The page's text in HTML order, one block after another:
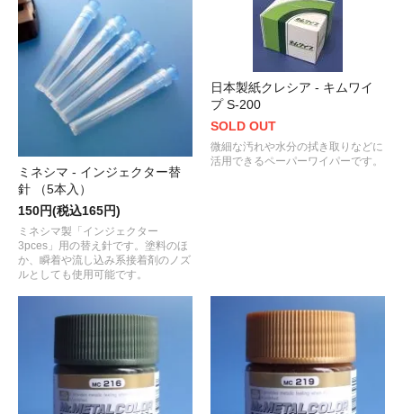
ミネシマ - インジェクター替
針 （5本入）
150円(税込165円)
ミネシマ製「インジェクター
3pces」用の替え針です。塗料のほ
か、瞬着や流し込み系接着剤のノズ
ルとしても使用可能です。
日本製紙クレシア - キムワイ
プ S-200
SOLD OUT
微細な汚れや水分の拭き取りなどに
活用できるペーパーワイパーです。